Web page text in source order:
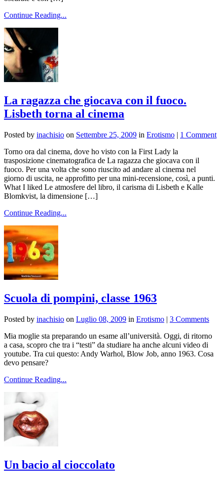
Continue Reading...
La ragazza che giocava con il fuoco.
Lisbeth torna al cinema
Posted by inachisio on Settembre 25, 2009 in Erotismo | 1 Comment
Torno ora dal cinema, dove ho visto con la First Lady la
trasposizione cinematografica de La ragazza che giocava con il
fuoco. Per una volta che sono riuscito ad andare al cinema nel
giorno di uscita, ne approfitto per una mini-recensione, così, a punti.
What I liked Le atmosfere del libro, il carisma di Lisbeth e Kalle
Blomkvist, la dimensione […]
Continue Reading...
Scuola di pompini, classe 1963
Posted by inachisio on Luglio 08, 2009 in Erotismo | 3 Comments
Mia moglie sta preparando un esame all’università. Oggi, di ritorno
a casa, scopro che tra i “testi” da studiare ha anche alcuni video di
youtube. Tra cui questo: Andy Warhol, Blow Job, anno 1963. Cosa
devo pensare?
Continue Reading...
Un bacio al cioccolato